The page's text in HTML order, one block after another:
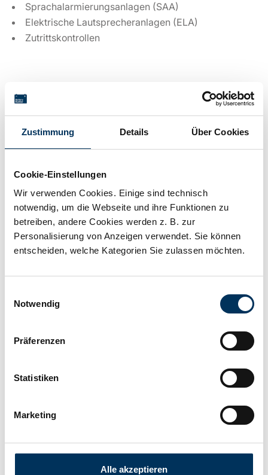
Zustimmung Details Über Cookies
Cookie-Einstellungen
Wir verwenden Cookies. Einige sind technisch
notwendig, um die Webseite und ihre Funktionen zu
betreiben, andere Cookies werden z. B. zur
Personalisierung von Anzeigen verwendet. Sie können
entscheiden, welche Kategorien Sie zulassen möchten.
Notwendig
Präferenzen
Statistiken
Marketing
Alle akzeptieren
Sprachalarmierungsanlagen (SAA)
Elektrische Lautsprecheranlagen (ELA)
Zutrittskontrollen
Technische Details
Spannung:
Kapazität: 2,3Ah
Technologie: Blei AGM
SUN Battery
Länge:
Breite:
Höhe:
Anschluss: